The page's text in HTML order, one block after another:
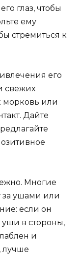
глаз, чтобы
ему
стремиться к
его
свежих
морковь или
Дайте
Многие
за ушами или
если он
уши в стороны,
и
лучше